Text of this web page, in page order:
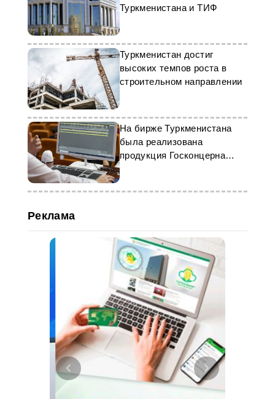
Туркменистана и ТИФ
Туркменистан достиг
высоких темпов роста в
строительном направлении
На бирже Туркменистана
была реализована
продукция Госконцерна
«Туркменнебит»
Реклама